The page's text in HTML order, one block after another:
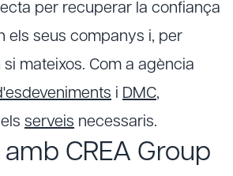
per recuperar la confiança
els seus companys i, per
mateixos. Com a agència
i DMC,
serveis necessaris.
CREA Group